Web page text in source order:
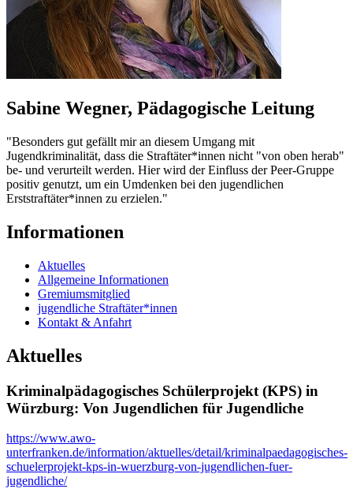
Sabine Wegner, Pädagogische Leitung
"Besonders gut gefällt mir an diesem Umgang mit
Jugendkriminalität, dass die Straftäter*innen nicht "von oben herab"
be- und verurteilt werden. Hier wird der Einfluss der Peer-Gruppe
positiv genutzt, um ein Umdenken bei den jugendlichen
Erststraftäter*innen zu erzielen."
Informationen
Aktuelles
Allgemeine Informationen
Gremiumsmitglied
jugendliche Straftäter*innen
Kontakt & Anfahrt
Aktuelles
Kriminalpädagogisches Schülerprojekt (KPS) in
Würzburg: Von Jugendlichen für Jugendliche
https://www.awo-
unterfranken.de/information/aktuelles/detail/kriminalpaedagogisches-
schuelerprojekt-kps-in-wuerzburg-von-jugendlichen-fuer-
jugendliche/